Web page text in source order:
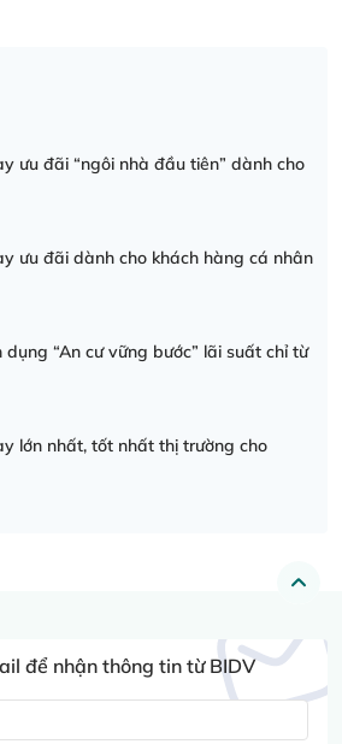
ưu đãi “ngôi nhà đầu tiên” dành cho
ưu đãi dành cho khách hàng cá nhân
“An cư vững bước” lãi suất chỉ từ
lớn nhất, tốt nhất thị trường cho
để nhận thông tin từ BIDV